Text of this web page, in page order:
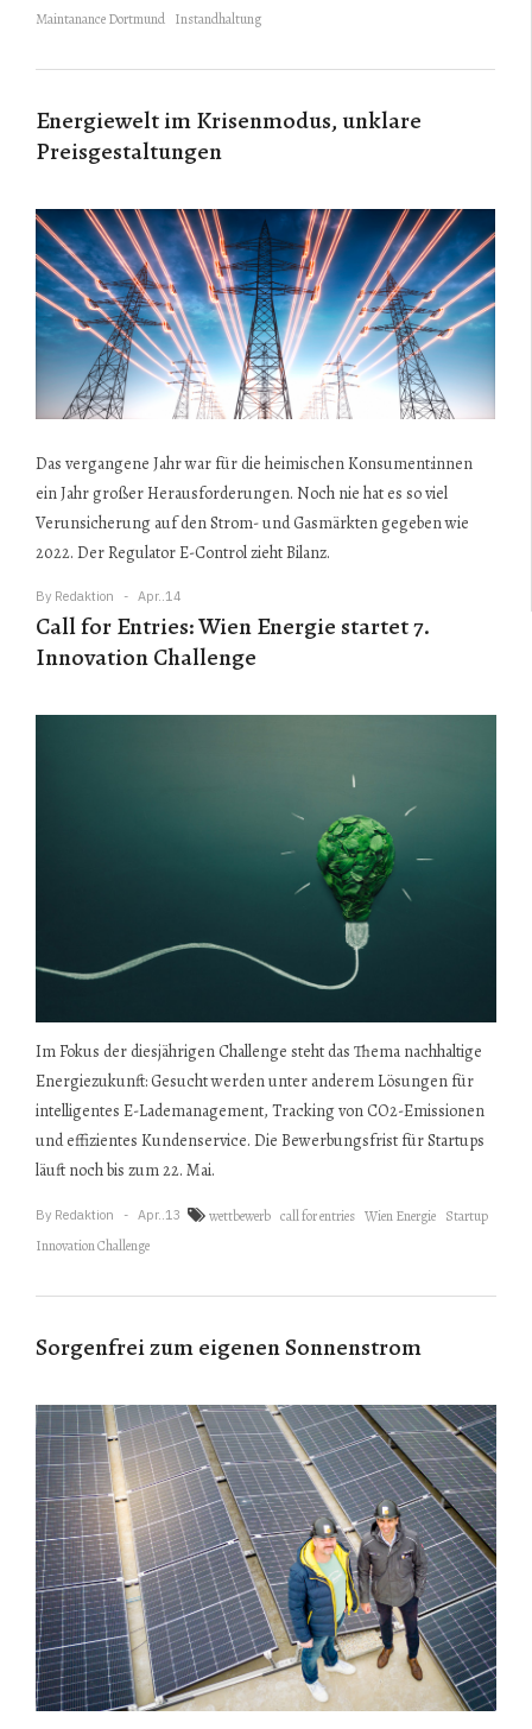
Maintanance Dortmund Instandhaltung
Energiewelt im Krisenmodus, unklare
Preisgestaltungen
Das vergangene Jahr war für die heimischen Konsument:innen
ein Jahr großer Herausforderungen. Noch nie hat es so viel
Verunsicherung auf den Strom- und Gasmärkten gegeben wie
2022. Der Regulator E-Control zieht Bilanz.
By Redaktion Apr..14
Call for Entries: Wien Energie startet 7.
Innovation Challenge
Im Fokus der diesjährigen Challenge steht das Thema nachhaltige
Energiezukunft: Gesucht werden unter anderem Lösungen für
intelligentes E-Lademanagement, Tracking von CO2-Emissionen
und effizientes Kundenservice. Die Bewerbungsfrist für Startups
läuft noch bis zum 22. Mai.
By Redaktion Apr..13 wettbewerb call for entries Wien Energie Startup
Innovation Challenge
Sorgenfrei zum eigenen Sonnenstrom